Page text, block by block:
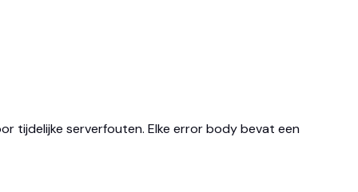
tijdelijke serverfouten. Elke error body bevat een